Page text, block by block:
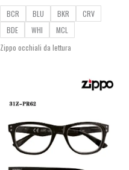
BCR BLU BKR
CRV
BDE
WHI
MCL
Zippo occhiali da lettura